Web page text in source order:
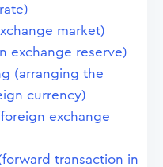
market)
exchange reserve)
(arranging the
currency)
exchange
transaction in